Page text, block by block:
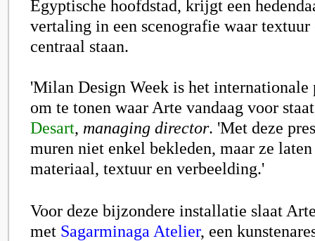
Egyptische hoofdstad, krijgt een
vertaling in een scenografie waar textuur
centraal staan.
'Milan Design Week is het
om te tonen waar Arte vandaag voor
Desart, managing director. 'Met deze
muren niet enkel bekleden, maar ze
materiaal, textuur en verbeelding.'
Voor deze bijzondere installatie slaat
met Sagarminaga Atelier, een